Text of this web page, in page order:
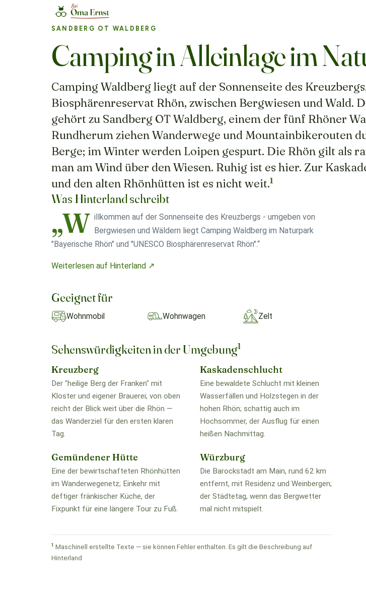
SANDBERG OT WALDBERG
Camping in Alleinlage im
Camping Waldberg liegt auf der Sonnenseite des
Biosphärenreservat Rhön, zwischen Bergwiesen und Wald.
gehört zu Sandberg OT Waldberg, einem der fünf Rhöner
Rundherum ziehen Wanderwege und Mountainbikerouten
Berge; im Winter werden Loipen gespurt. Die Rhön gilt als
man am Wind über den Wiesen. Ruhig ist es hier. Zur
und den alten Rhönhütten ist es nicht weit.1
Was Hinterland schreibt
„W illkommen auf der Sonnenseite des Kreuzbergs - umgeben von
Bergwiesen und Wäldern liegt Camping Waldberg im Naturpark
"Bayerische Rhön" und "UNESCO Biosphärenreservat Rhön".“
Weiterlesen auf Hinterland ↗
Geeignet für
Wohnmobil Wohnwagen Zelt
Sehenswürdigkeiten in der Umgebung1
Kreuzberg
Der "heilige Berg der Franken" mit
Kloster und eigener Brauerei; von oben
reicht der Blick weit über die Rhön —
das Wanderziel für den ersten klaren
Tag.
Kaskadenschlucht
Eine bewaldete Schlucht mit kleinen
Wasserfällen und Holzstegen in der
hohen Rhön; schattig auch im
Hochsommer, der Ausflug für einen
heißen Nachmittag.
Gemündener Hütte
Eine der bewirtschafteten Rhönhütten
im Wanderwegenetz; Einkehr mit
deftiger fränkischer Küche, der
Fixpunkt für eine längere Tour zu Fuß.
Würzburg
Die Barockstadt am Main, rund 62 km
entfernt, mit Residenz und Weinbergen;
der Städtetag, wenn das Bergwetter
mal nicht mitspielt.
1 Maschinell erstellte Texte — sie können Fehler enthalten. Es gilt die Beschreibung auf
Hinterland